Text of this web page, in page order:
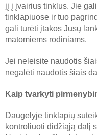
jį į įvairius tinklus. Jie
tinklapiuose ir tuo
gali turėti įtakos Jūsų
matomiems rodiniams.
Jei neleisite naudotis
negalėti naudotis šiais
Kaip tvarkyti
Daugelyje tinklapių
kontroliuoti didžiąją dalį